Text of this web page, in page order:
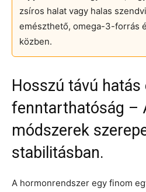
zsíros halat vagy halas
emészthető, omega-3-forrás
közben.
Hosszú távú hatás
fenntarthatóság –
módszerek
stabilitásban.
A hormonrendszer egy finom